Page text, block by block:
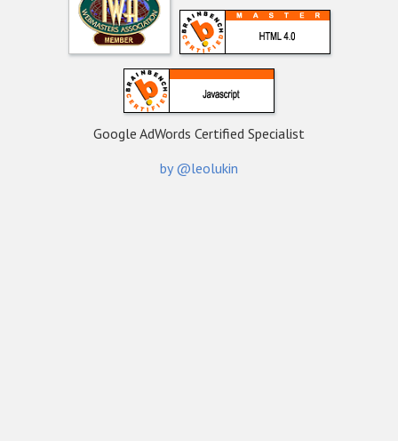
Google AdWords Certified Specialist
by @leolukin